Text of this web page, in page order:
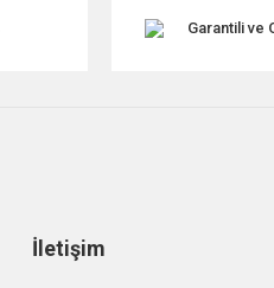
Garantili ve
İletişim